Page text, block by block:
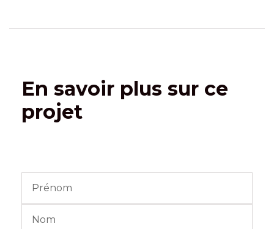
En savoir plus sur ce
projet